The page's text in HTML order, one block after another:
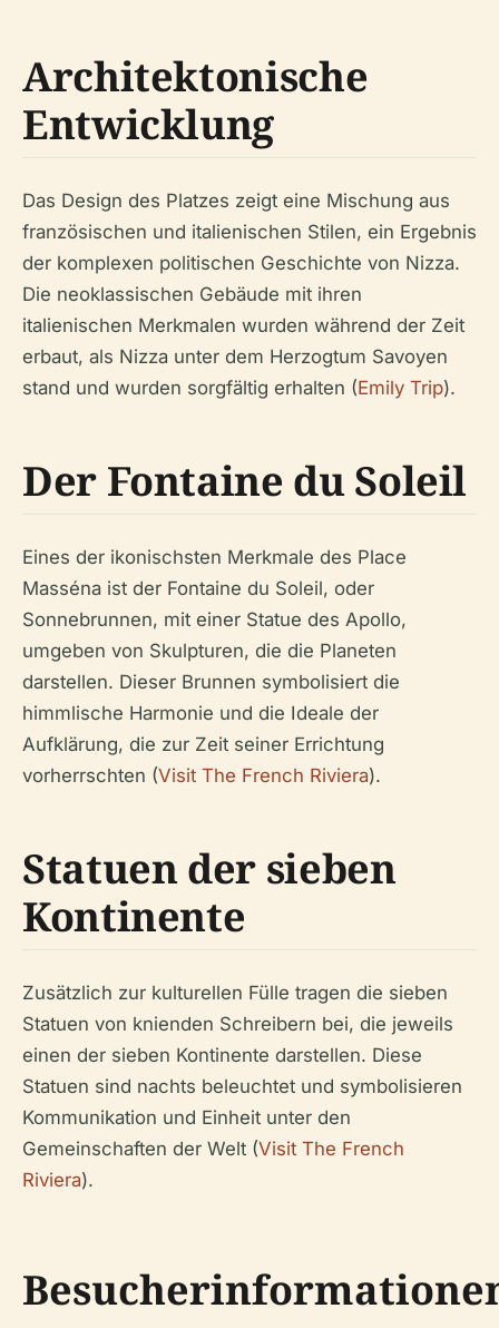
Architektonische
Entwicklung
Das Design des Platzes zeigt eine Mischung aus
französischen und italienischen Stilen, ein Ergebnis
der komplexen politischen Geschichte von Nizza.
Die neoklassischen Gebäude mit ihren
italienischen Merkmalen wurden während der Zeit
erbaut, als Nizza unter dem Herzogtum Savoyen
stand und wurden sorgfältig erhalten (Emily Trip).
Der Fontaine du Soleil
Eines der ikonischsten Merkmale des Place
Masséna ist der Fontaine du Soleil, oder
Sonnebrunnen, mit einer Statue des Apollo,
umgeben von Skulpturen, die die Planeten
darstellen. Dieser Brunnen symbolisiert die
himmlische Harmonie und die Ideale der
Aufklärung, die zur Zeit seiner Errichtung
vorherrschten (Visit The French Riviera).
Statuen der sieben
Kontinente
Zusätzlich zur kulturellen Fülle tragen die sieben
Statuen von knienden Schreibern bei, die jeweils
einen der sieben Kontinente darstellen. Diese
Statuen sind nachts beleuchtet und symbolisieren
Kommunikation und Einheit unter den
Gemeinschaften der Welt (Visit The French
Riviera).